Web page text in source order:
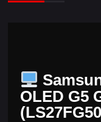
OLED G5